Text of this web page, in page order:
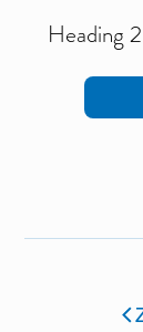
Heading 2